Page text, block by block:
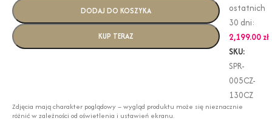
DODAJ DO KOSZYKA
KUP TERAZ
ostatnich
30 dni:
2,199.00 zł
SKU:
SPR-
005CZ-
130CZ
Zdjęcia mają charakter poglądowy – wygląd produktu może się nieznacznie
różnić w zależności od oświetlenia i ustawień ekranu.